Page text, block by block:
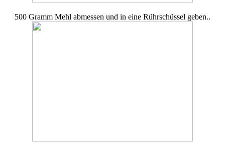
500 Gramm Mehl abmessen und in eine Rührschüssel geben..